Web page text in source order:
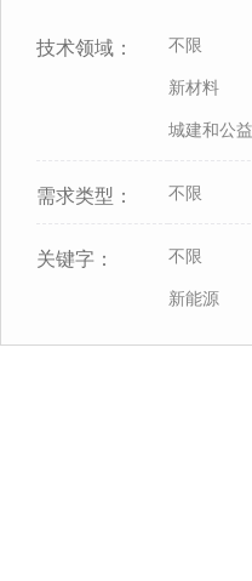
技术领域： 不限
新材料
城建和公益
需求类型： 不限
关键字： 不限
新能源